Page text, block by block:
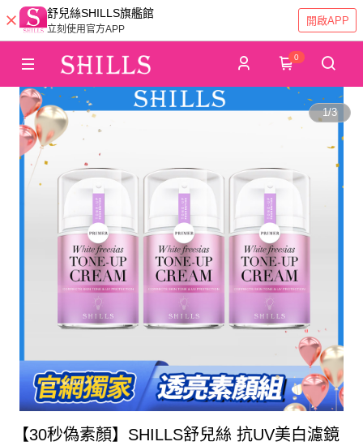
舒兒絲SHILLS旗艦館
立刻使用官方APP
開啟APP
0
1/3
【30秒偽素顏】SHILLS舒兒絲 抗UV美白濾鏡